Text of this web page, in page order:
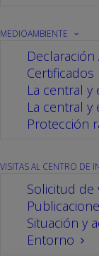
MEDIOAMBIENTE
Certificados
La central y
La central y
Protección
VISITAS AL CENTRO DE
Solicitud de
Situación y
Entorno
Accidente
una
marcha y
personas,
establecidos.
Acelerador
Generador
aumenta la
cargadas